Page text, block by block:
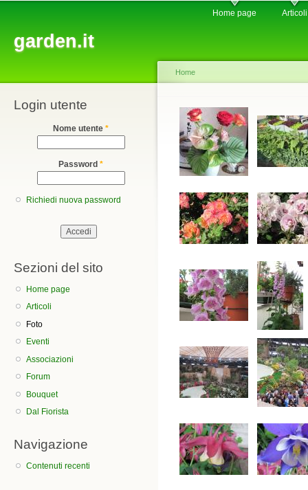
garden.it
Home page Articoli
Login utente
Nome utente *
Password *
Richiedi nuova password
Sezioni del sito
Home page
Articoli
Foto
Eventi
Associazioni
Forum
Bouquet
Dal Fiorista
Navigazione
Contenuti recenti
You are here
Home